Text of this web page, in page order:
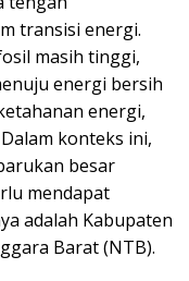
transisi energi.
masih tinggi,
energi bersih
energi,
konteks ini,
besar
mendapat
adalah Kabupaten
Barat (NTB).